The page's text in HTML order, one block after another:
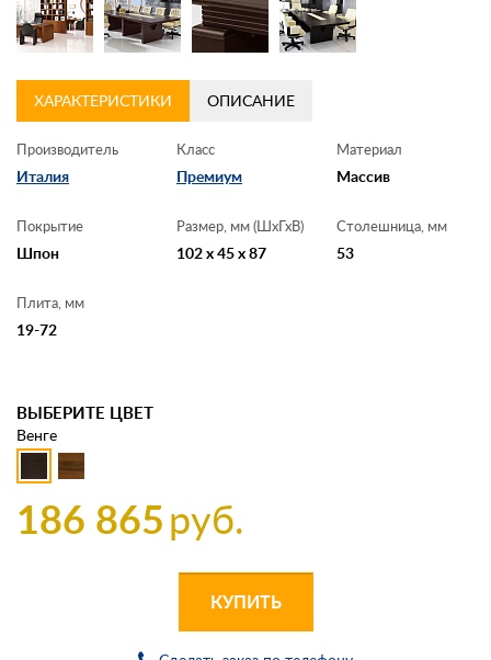
ХАРАКТЕРИСТИКИ ОПИСАНИЕ
Производитель
Италия
Класс
Премиум
Материал
Массив
Покрытие
Шпон
Размер, мм (ШхГхВ)
102 x 45 x 87
Столешница, мм
53
Плита, мм
19-72
ВЫБЕРИТЕ ЦВЕТ
Венге
186 865руб.
КУПИТЬ